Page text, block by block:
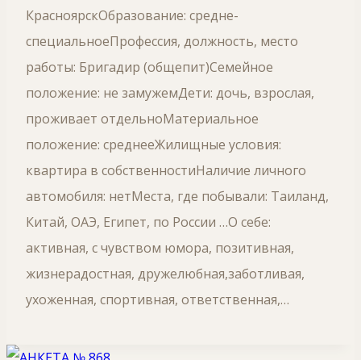
КрасноярскОбразование: средне-
специальноеПрофессия, должность, место
работы: Бригадир (общепит)Семейное
положение: не замужемДети: дочь, взрослая,
проживает отдельноМатериальное
положение: среднееЖилищные условия:
квартира в собственностиНаличие личного
автомобиля: нетМеста, где побывали: Таиланд,
Китай, ОАЭ, Египет, по России …О себе:
активная, с чувством юмора, позитивная,
жизнерадостная, дружелюбная,заботливая,
ухоженная, спортивная, ответственная,…